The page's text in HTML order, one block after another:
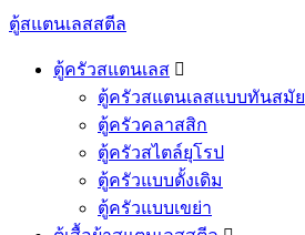
ตู้สแตนเลสสตีล
ตู้ครัวสแตนเลส 
ตู้ครัวสแตนเลสแบบทันสมัย
ตู้ครัวคลาสสิก
ตู้ครัวสไตล์ยุโรป
ตู้ครัวแบบดั้งเดิม
ตู้ครัวแบบเขย่า